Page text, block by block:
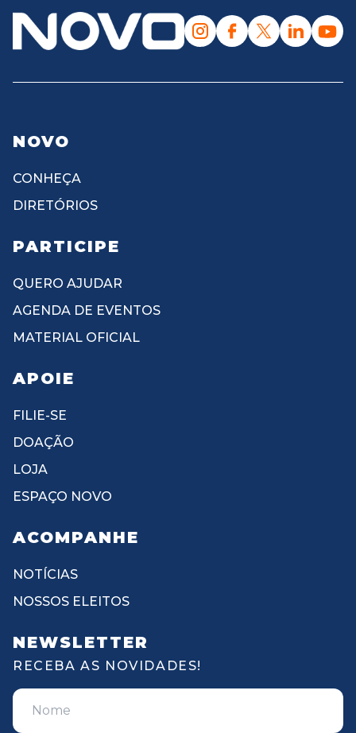
NOVO
CONHEÇA
DIRETÓRIOS
PARTICIPE
QUERO AJUDAR
AGENDA DE EVENTOS
MATERIAL OFICIAL
APOIE
FILIE-SE
DOAÇÃO
LOJA
ESPAÇO NOVO
ACOMPANHE
NOTÍCIAS
NOSSOS ELEITOS
NEWSLETTER
RECEBA AS NOVIDADES!